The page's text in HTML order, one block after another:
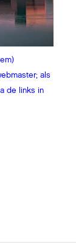
als
de links in